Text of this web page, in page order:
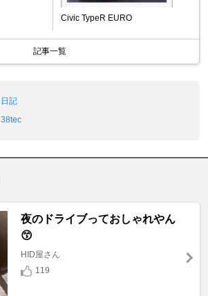
Civic TypeR EURO
記事一覧
日記
38tec
夜のドライブっておしゃれやん
😙
HID屋さん
119